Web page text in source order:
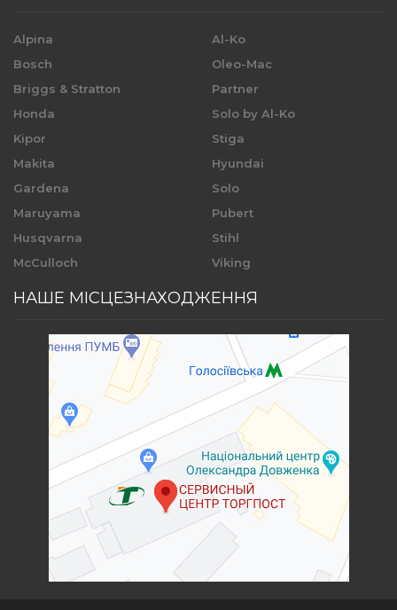
Alpina
Bosch
Briggs & Stratton
Honda
Kipor
Makita
Gardena
Maruyama
Husqvarna
McCulloch
Al-Ko
Oleo-Mac
Partner
Solo by Al-Ko
Stiga
Hyundai
Solo
Pubert
Stihl
Viking
НАШЕ МІСЦЕЗНАХОДЖЕННЯ